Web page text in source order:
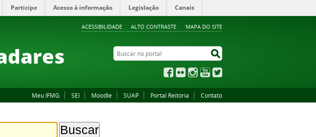
ACESSIBILIDADE ALTO CONTRASTE MAPA DO SITE
Participe Acesso à informação Legislação Canais
Buscar no portal
Facebook
Flickr InstagramYouTube
Meu IFMG SEI Moodle SUAP Portal Reitoria Contato